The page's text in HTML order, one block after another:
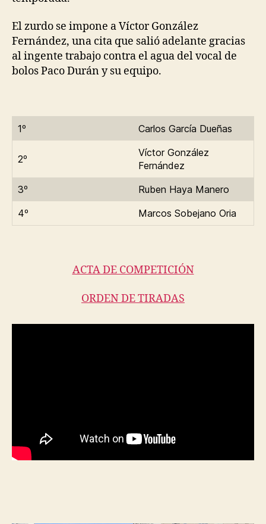
El zurdo se impone a Víctor González
Fernández, una cita que salió adelante gracias
al ingente trabajo contra el agua del vocal de
bolos Paco Durán y su equipo.
1º Carlos García Dueñas
2º
Víctor González
Fernández
3º
Ruben Haya Manero
4º
Marcos Sobejano Oria
ACTA DE COMPETICIÓN
ORDEN DE TIRADAS